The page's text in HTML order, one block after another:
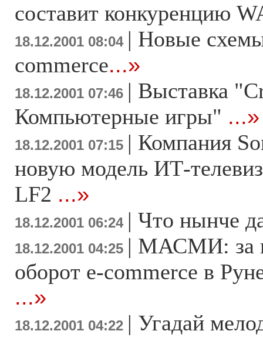
составит конкуренцию
18.12.2001 08:04 | Новые
commerce...»
18.12.2001 07:46 | Выставка
Компьютерные игры" ...»
18.12.2001 07:15 | Компания
новую модель ИТ-
LF2 ...»
18.12.2001 06:24 | Что нынче
18.12.2001 04:25 | МАСМИ: за
оборот e-commerce в
...»
18.12.2001 04:22 | Угадай